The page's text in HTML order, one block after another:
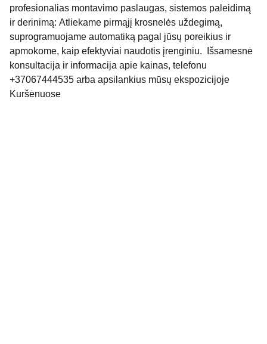
profesionalias montavimo paslaugas, sistemos paleidimą
ir derinimą: Atliekame pirmąjį krosnelės uždegimą,
suprogramuojame automatiką pagal jūsų poreikius ir
apmokome, kaip efektyviai naudotis įrenginiu. Išsamesnė
konsultacija ir informacija apie kainas, telefonu
+37067444535 arba apsilankius mūsų ekspozicijoje
Kuršėnuose